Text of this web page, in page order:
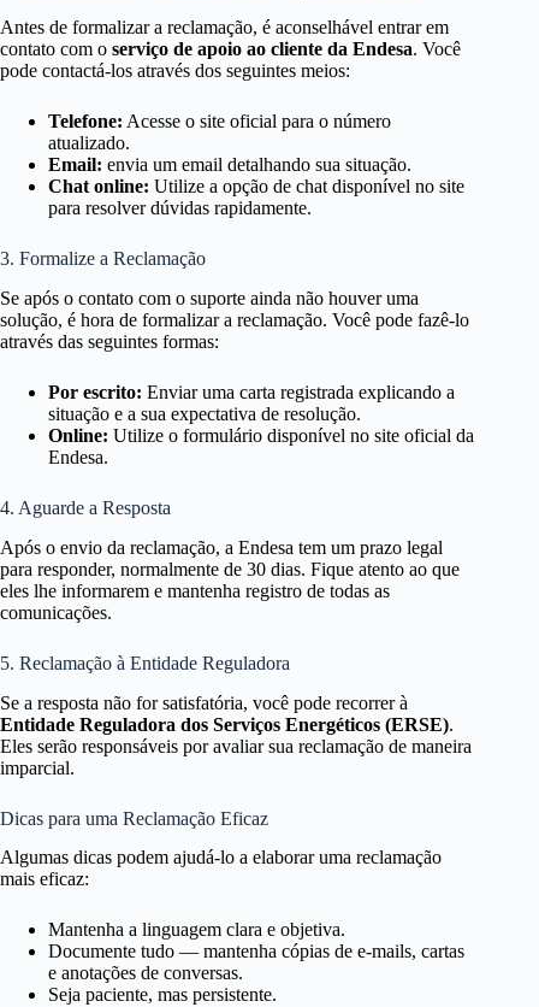
Antes de formalizar a reclamação, é aconselhável entrar em
contato com o serviço de apoio ao cliente da Endesa. Você
pode contactá-los através dos seguintes meios:
Telefone: Acesse o site oficial para o número
atualizado.
Email: envia um email detalhando sua situação.
Chat online: Utilize a opção de chat disponível no site
para resolver dúvidas rapidamente.
3. Formalize a Reclamação
Se após o contato com o suporte ainda não houver uma
solução, é hora de formalizar a reclamação. Você pode fazê-lo
através das seguintes formas:
Por escrito: Enviar uma carta registrada explicando a
situação e a sua expectativa de resolução.
Online: Utilize o formulário disponível no site oficial da
Endesa.
4. Aguarde a Resposta
Após o envio da reclamação, a Endesa tem um prazo legal
para responder, normalmente de 30 dias. Fique atento ao que
eles lhe informarem e mantenha registro de todas as
comunicações.
5. Reclamação à Entidade Reguladora
Se a resposta não for satisfatória, você pode recorrer à
Entidade Reguladora dos Serviços Energéticos (ERSE).
Eles serão responsáveis por avaliar sua reclamação de maneira
imparcial.
Dicas para uma Reclamação Eficaz
Algumas dicas podem ajudá-lo a elaborar uma reclamação
mais eficaz:
Mantenha a linguagem clara e objetiva.
Documente tudo — mantenha cópias de e-mails, cartas
e anotações de conversas.
Seja paciente, mas persistente.